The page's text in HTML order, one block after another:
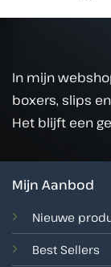
In mijn
boxers, slips
Het blijft een
Mijn Aanbod
Nieuwe
Best Sellers